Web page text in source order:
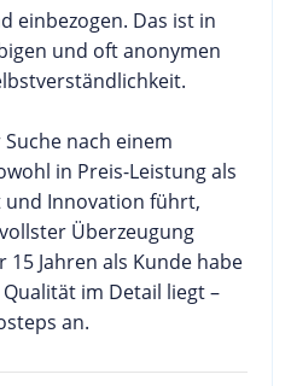
einbezogen. Das ist in
und oft anonymen
nach einem
in Preis-Leistung als
und Innovation führt,
Überzeugung
Jahren als Kunde habe
im Detail liegt –
an.